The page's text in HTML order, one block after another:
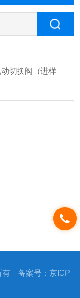
动切换阀（进样
所有备案号：京ICP